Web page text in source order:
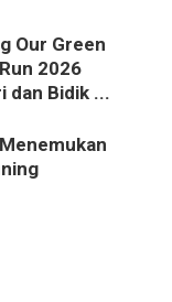
Our Green
2026
dan Bidik ...